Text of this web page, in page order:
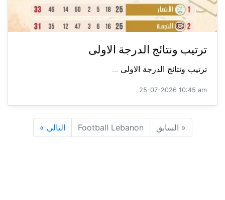
ترتيب ونتائج الدرجة الاولى
ترتيب ونتائج الدرجة الاولى ...
25-07-2026 10:45 am
« السابق Football Lebanon التالي »